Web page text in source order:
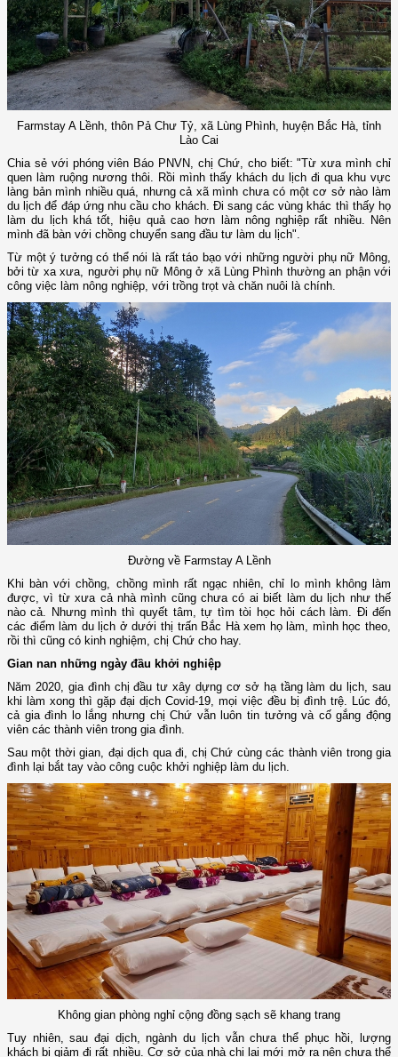
Farmstay A Lềnh, thôn Pả Chư Tỷ, xã Lùng Phình, huyện Bắc Hà, tỉnh
Lào Cai
Chia sẻ với phóng viên Báo PNVN, chị Chứ, cho biết: "Từ xưa mình chỉ
quen làm ruộng nương thôi. Rồi mình thấy khách du lịch đi qua khu vực
làng bản mình nhiều quá, nhưng cả xã mình chưa có một cơ sở nào làm
du lịch để đáp ứng nhu cầu cho khách. Đi sang các vùng khác thì thấy họ
làm du lịch khá tốt, hiệu quả cao hơn làm nông nghiệp rất nhiều. Nên
mình đã bàn với chồng chuyển sang đầu tư làm du lịch".
Từ một ý tưởng có thể nói là rất táo bạo với những người phụ nữ Mông,
bởi từ xa xưa, người phụ nữ Mông ở xã Lùng Phình thường an phận với
công việc làm nông nghiệp, với trồng trọt và chăn nuôi là chính.
Đường về Farmstay A Lềnh
Khi bàn với chồng, chồng mình rất ngạc nhiên, chỉ lo mình không làm
được, vì từ xưa cả nhà mình cũng chưa có ai biết làm du lịch như thế
nào cả. Nhưng mình thì quyết tâm, tự tìm tòi học hỏi cách làm. Đi đến
các điểm làm du lịch ở dưới thị trấn Bắc Hà xem họ làm, mình học theo,
rồi thì cũng có kinh nghiệm, chị Chứ cho hay.
Gian nan những ngày đầu khởi nghiệp
Năm 2020, gia đình chị đầu tư xây dựng cơ sở hạ tầng làm du lịch, sau
khi làm xong thì gặp đại dịch Covid-19, mọi việc đều bị đình trệ. Lúc đó,
cả gia đình lo lắng nhưng chị Chứ vẫn luôn tin tưởng và cố gắng động
viên các thành viên trong gia đình.
Sau một thời gian, đại dịch qua đi, chị Chứ cùng các thành viên trong gia
đình lại bắt tay vào công cuộc khởi nghiệp làm du lịch.
Không gian phòng nghỉ cộng đồng sạch sẽ khang trang
Tuy nhiên, sau đại dịch, ngành du lịch vẫn chưa thể phục hồi, lượng
khách bị giảm đi rất nhiều. Cơ sở của nhà chị lại mới mở ra nên chưa thể